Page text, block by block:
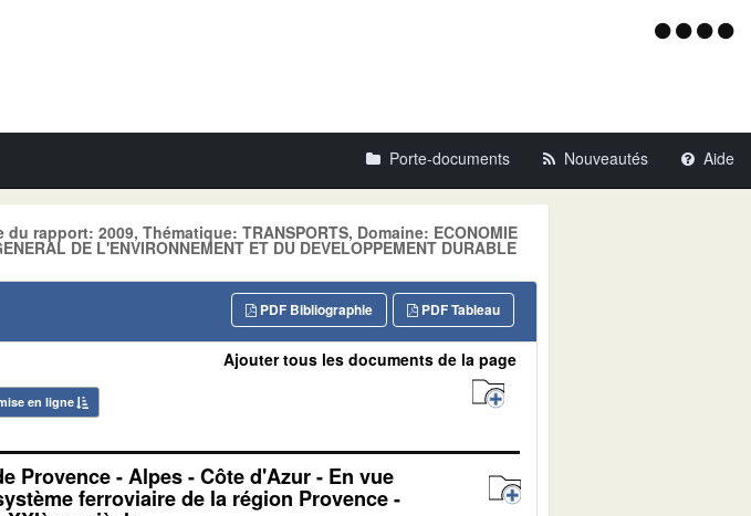
Menu
Porte-documents Nouveautés Aide
rapport: 2009, Thématique: TRANSPORTS, Domaine: ECONOMIE
DE L'ENVIRONNEMENT ET DU DEVELOPPEMENT DURABLE
PDF Tableau
PDF Bibliographie
en ligne
Ajouter tous les documents de la page
Provence - Alpes - Côte d'Azur - En vue
ferroviaire de la région Provence -